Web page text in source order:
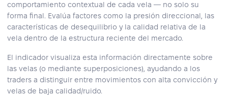
comportamiento contextual de cada vela — no solo su
forma final. Evalúa factores como la presión direccional, las
características de desequilibrio y la calidad relativa de la
vela dentro de la estructura reciente del mercado.
El indicador visualiza esta información directamente sobre
las velas (o mediante superposiciones), ayudando a los
traders a distinguir entre movimientos con alta convicción y
velas de baja calidad/ruido.